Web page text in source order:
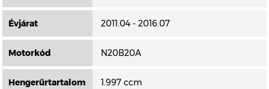
Évjárat 2011.04 - 2016.07
Motorkód N20B20A
Hengerűrtartalom 1.997 ccm